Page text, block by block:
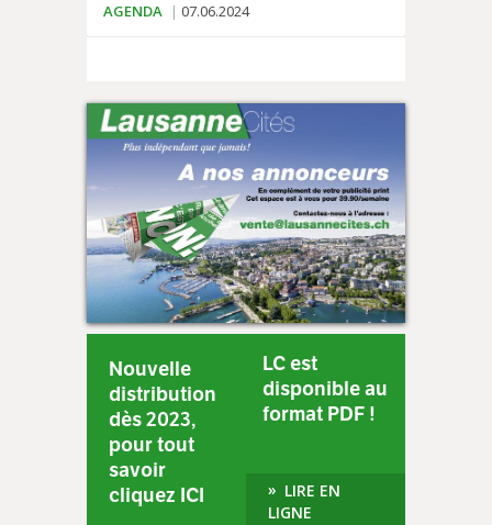
AGENDA 07.06.2024
Nouvelle
distribution
dès 2023,
pour tout
savoir
cliquez ICI
LC est
disponible au
format PDF !
LIRE EN
LIGNE